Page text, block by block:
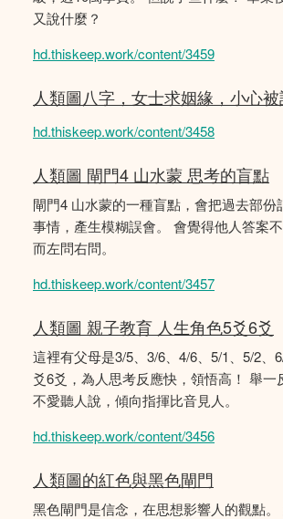
又說什麼？
hd.thiskeep.work/content/3459
人類圖八字，女士求姻緣，小心
hd.thiskeep.work/content/3458
人類圖 閘門4 山水蒙 思考的盲點
閘門4 山水蒙的一種盲點，會把過去部份
事情，產生模糊誤會。 會覺得他人答案
而左問右問。
hd.thiskeep.work/content/3457
人類圖 親子教育 人生角色5爻6爻
這裡有父母是3/5、3/6、4/6、5/1、5/2、
爻6爻，為人思考反應快，領悟高！ 舉一
不愛聽人說，傾向指揮比音見人。
hd.thiskeep.work/content/3456
人類圖的紅色與黑色閘門
黑色閘門是信念，在思想影響人的觀點